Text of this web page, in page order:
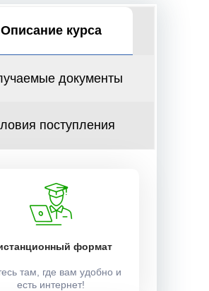
Описание курса
документы
поступления
формат
там, где вам удобно и
есть интернет!